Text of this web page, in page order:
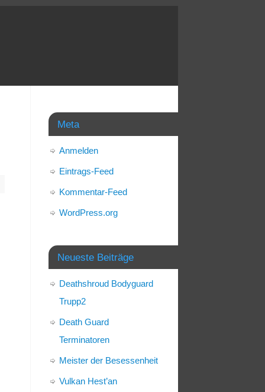
Meta
Anmelden
Eintrags-Feed
Kommentar-Feed
WordPress.org
Neueste Beiträge
Deathshroud Bodyguard
Trupp2
Death Guard
Terminatoren
Meister der Besessenheit
Vulkan Hest’an